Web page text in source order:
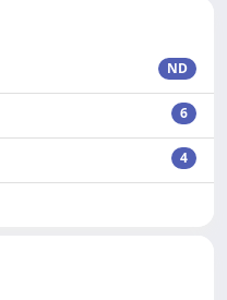
ND
6
4